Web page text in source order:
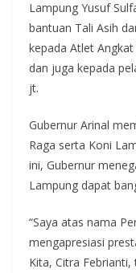
Lampung Yusuf
bantuan Tali Asih
kepada Atlet
dan juga kepada
jt.
Gubernur Arinal
Raga serta Koni
ini, Gubernur
Lampung dapat
“Saya atas nama
mengapresiasi
Kita, Citra